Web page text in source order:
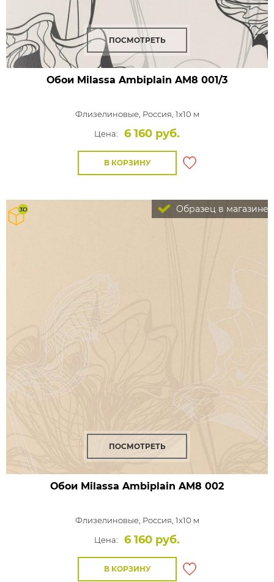
ПОСМОТРЕТЬ
Обои Milassa Ambiplain AM8 001/3
Флизелиновые, Россия, 1x10 м
Цена:
6 160 руб.
В КОРЗИНУ
Образец в магазине
ПОСМОТРЕТЬ
Обои Milassa Ambiplain AM8 002
Флизелиновые, Россия, 1x10 м
Цена:
6 160 руб.
В КОРЗИНУ